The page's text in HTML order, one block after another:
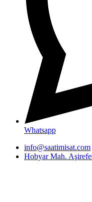
Whatsapp
info@saatimisat.com
Hobyar Mah.